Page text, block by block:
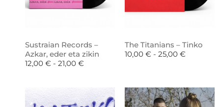
Sustraian Records –
Azkar, eder eta zikin
12,00 € - 21,00 €
The Titanians – Tinko
10,00 € - 25,00 €